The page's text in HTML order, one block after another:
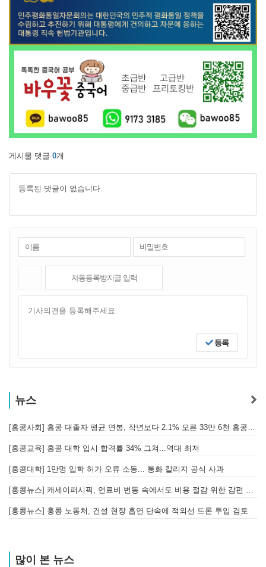
게시물 댓글 0개
등록된 댓글이 없습니다.
등록
뉴스
[홍콩사회] 홍콩 대졸자 평균 연봉, 작년보다 2.1% 오른 33만 6천 홍콩달러 기록
[홍콩교육] 홍콩 대학 입시 합격률 34% 그쳐...역대 최저
[홍콩대학] 1만명 입학 허가 오류 소동... 퉁화 칼리지 공식 사과
[홍콩뉴스] 캐세이퍼시픽, 연료비 변동 속에서도 비용 절감 위한 감편 계획 없어
[홍콩뉴스] 홍콩 노동처, 건설 현장 흡연 단속에 적외선 드론 투입 검토
많이 본 뉴스